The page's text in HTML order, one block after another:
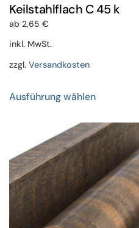
Keilstahlflach C 45 k
ab 2,65 €
inkl. MwSt.
zzgl. Versandkosten
Ausführung wählenProdukt
mehrere
Varianten
auf.
Die
Optionen
können
auf